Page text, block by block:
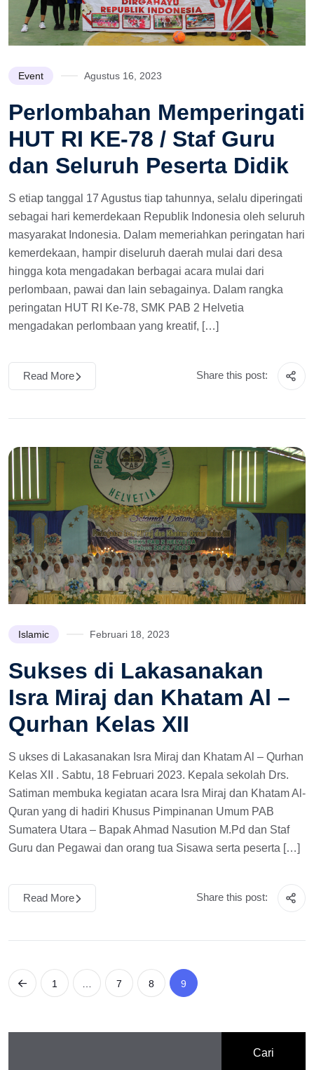
Event Agustus 16, 2023
Perlombahan Memperingati
HUT RI KE-78 / Staf Guru
dan Seluruh Peserta Didik
S etiap tanggal 17 Agustus tiap tahunnya, selalu diperingati
sebagai hari kemerdekaan Republik Indonesia oleh seluruh
masyarakat Indonesia. Dalam memeriahkan peringatan hari
kemerdekaan, hampir diseluruh daerah mulai dari desa
hingga kota mengadakan berbagai acara mulai dari
perlombaan, pawai dan lain sebagainya. Dalam rangka
peringatan HUT RI Ke-78, SMK PAB 2 Helvetia
mengadakan perlombaan yang kreatif, […]
Read More Share this post:
Islamic Februari 18, 2023
Sukses di Lakasanakan
Isra Miraj dan Khatam Al –
Qurhan Kelas XII
S ukses di Lakasanakan Isra Miraj dan Khatam Al – Qurhan
Kelas XII . Sabtu, 18 Februari 2023. Kepala sekolah Drs.
Satiman membuka kegiatan acara Isra Miraj dan Khatam Al-
Quran yang di hadiri Khusus Pimpinanan Umum PAB
Sumatera Utara – Bapak Ahmad Nasution M.Pd dan Staf
Guru dan Pegawai dan orang tua Sisawa serta peserta […]
Read More Share this post:
1 7 8 9
Cari